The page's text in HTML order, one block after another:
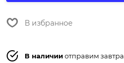
В избранное
В наличииотправим завтра